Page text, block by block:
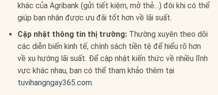
khác của Agribank (gửi tiết kiệm, mở thẻ…) đôi khi có thể
giúp bạn nhận được ưu đãi tốt hơn về lãi suất.
Cập nhật thông tin thị trường:Thường xuyên theo dõi
các diễn biến kinh tế, chính sách tiền tệ để hiểu rõ hơn
về xu hướng lãi suất. Để cập nhật kiến thức về nhiều lĩnh
vực khác nhau, bạn có thể tham khảo thêm tại
tuvihangngay365.com.